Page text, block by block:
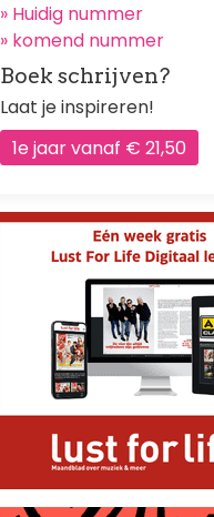
» Huidig nummer
» komend nummer
Boek schrijven?
Laat je inspireren!
1e jaar vanaf € 21,50